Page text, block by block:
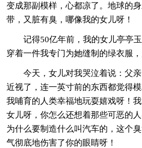
变成那副模样，心都凉了。地球的
带，又脏有臭，哪像我的女儿呀！
记得50亿年前，我的女儿亭亭玉
穿着一件我专门为她缝制的绿衣服，
今天，女儿对我哭泣着说：父亲
近视了，连一英寸前的东西都觉得
我哺育的人类幸福地玩耍嬉戏呀！
女儿呀，你怎么还想着那些可恶的
为什么要制造什么叫汽车的，这个
气彻底地伤害了你的眼睛呀！